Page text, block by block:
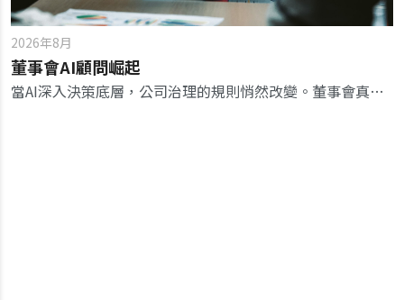
2026年8月
董事會AI顧問崛起
當AI深入決策底層，公司治理的規則悄然改變。董事會真正要治理的，不再只是管理團隊，而是管理團隊與AI共同形成的決策流程。